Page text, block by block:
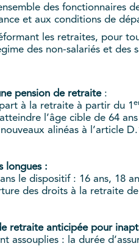
des fonctionnaires
et aux conditions de
les retraites, pour
des non-salariés et des
pension de retraite:
à la retraite à partir du 1
l’âge cible de 64
alinéas à l’article
longues :
le dispositif : 16 ans, 18
des droits à la retraite
retraite anticipée pour
: la durée